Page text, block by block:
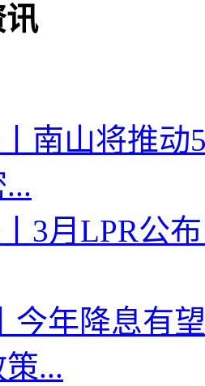
南山将推
3月LPR公
今年降息有
...